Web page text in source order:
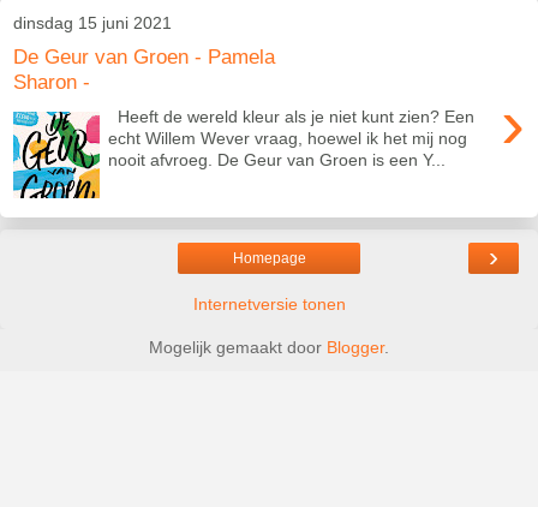
dinsdag 15 juni 2021
De Geur van Groen - Pamela
Sharon -
›
Heeft de wereld kleur als je niet kunt zien? Een
echt Willem Wever vraag, hoewel ik het mij nog
nooit afvroeg. De Geur van Groen is een Y...
›
Homepage
Internetversie tonen
Mogelijk gemaakt door Blogger.